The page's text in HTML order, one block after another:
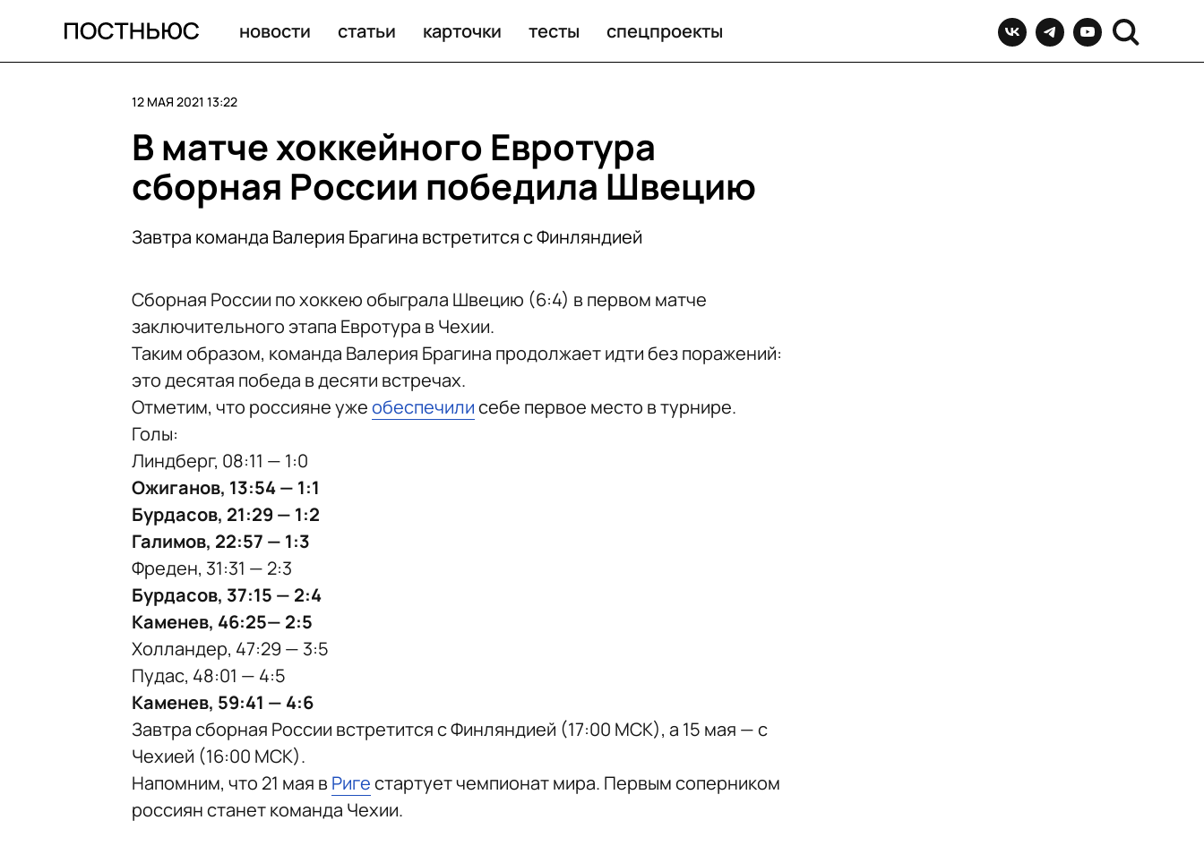
новости статьи карточки тесты спецпроекты
12 МАЯ 2021 13:22
В матче хоккейного Евротура
сборная России победила Швецию
Завтра команда Валерия Брагина встретится с Финляндией
Сборная России по хоккею обыграла Швецию (6:4) в первом матче
заключительного этапа Евротура в Чехии.
Таким образом, команда Валерия Брагина продолжает идти без поражений:
это десятая победа в десяти встречах.
Отметим, что россияне ужеобеспечилисебе первое место в турнире.
Голы:
Линдберг, 08:11 — 1:0
Ожиганов, 13:54 — 1:1
Бурдасов, 21:29 — 1:2
Галимов, 22:57 — 1:3
Фреден, 31:31 — 2:3
Бурдасов, 37:15 — 2:4
Каменев, 46:25— 2:5
Холландер, 47:29 — 3:5
Пудас, 48:01 — 4:5
Каменев, 59:41 — 4:6
Завтра сборная России встретится с Финляндией (17:00 МСК), а 15 мая — с
Чехией (16:00 МСК).
Напомним, что 21 мая в Ригестартует чемпионат мира. Первым соперником
россиян станет команда Чехии.